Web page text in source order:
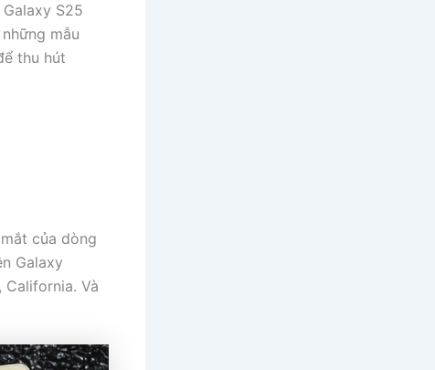
S25
mẫu
thu hút
của dòng
Galaxy
Và